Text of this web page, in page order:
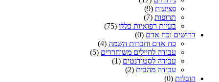
פציעות (9)
תרופות (7)
בעיות רפואיות כללי (75)
דרושים וכח אדם (0)
כח אדם וחברות השמה (4)
עבודה לחיילים משוחררים (5)
עבודה לסטודנטים (1)
עבודה מהבית (2)
הובלות (0)